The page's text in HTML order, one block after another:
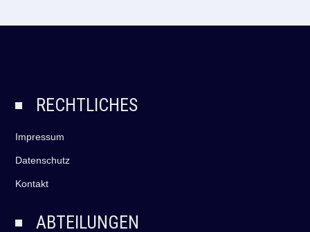
RECHTLICHES
Impressum
Datenschutz
Kontakt
ABTEILUNGEN